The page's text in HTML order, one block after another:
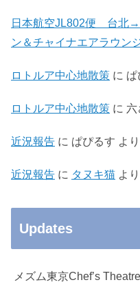
日本航空JL802便 台北
ン＆チャイナエアラウン
ロトルア中心地散策 に ぱ
ロトルア中心地散策 に 六
近況報告 に ぱぴるす より
近況報告 に タヌキ猫 より
Updates
メズム東京Chef’s